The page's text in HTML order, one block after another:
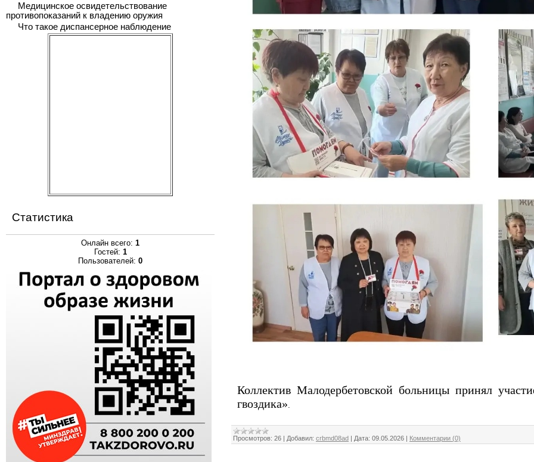
Медицинское освидетельствование
противопоказаний к владению оружия
Что такое диспансерное наблюдение
Статистика
Онлайн всего: 1
Гостей: 1
Пользователей: 0
Коллектив Малодербетовской больницы принял
гвоздика».
Просмотров: 26 | Добавил: crbmd08ad | Дата: 09.05.2026 | Комментарии (0)